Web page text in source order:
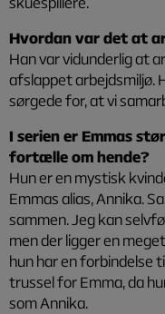
Hvordan var det at
Han var vidunderlig at
afslappet arbejdsmiljø.
sørgede for, at vi
I serien er Emmas
fortælle om hende?
Hun er en mystisk
Emmas alias, Annika.
sammen. Jeg kan
men der ligger en
hun har en forbindelse
trussel for Emma, da
som Annika.